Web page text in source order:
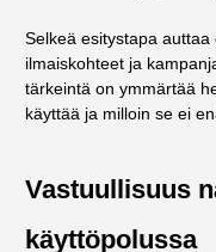
Selkeä esitystapa
ilmaiskohteet ja
tärkeintä on ymmärtää
käyttää ja milloin se ei
Vastuullisuus
käyttöpolussa